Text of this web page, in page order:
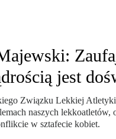
jest
Związku Lekkiej
naszych lekkoatletów,
w sztafecie kobiet.